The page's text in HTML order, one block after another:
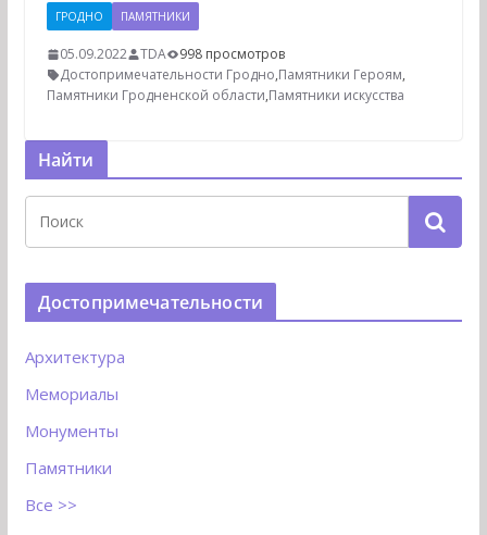
ГРОДНО ПАМЯТНИКИ
05.09.2022 TDA
998 просмотров
Достопримечательности Гродно,Памятники Героям,
Памятники Гродненской области,Памятники искусства
Найти
Достопримечательности
Архитектура
Мемориалы
Монументы
Памятники
Все >>